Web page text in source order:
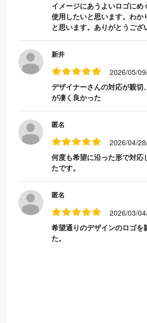
イメージにあうよいロゴに
使用したいと思います。わ
と思います。ありがとうござ
新井
2026/05/
デザイナーさんの対応が親
が凄く良かった
匿名
2026/04/
何度も希望に沿った形で対
たです。
匿名
2026/03/
希望通りのデザインのロゴを
た。